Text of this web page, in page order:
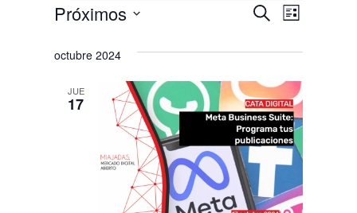
de
y
vistas
de
Eventos
Buscar
de
Evento
Lista
Próximos
la
octubre 2024
JUE
17